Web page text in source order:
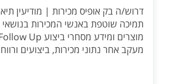
דרוש/ה בק אופיס מכירות | מודיעין
תמיכה שוטפת באנשי המכירות בנושאי
מעקב אחר נתוני מכירות, ביצועים